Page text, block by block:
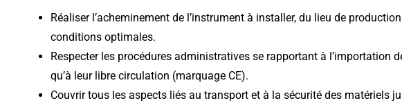
Réaliser l’acheminement de l’instrument à installer, du lieu de
conditions optimales.
Respecter les procédures administratives se rapportant à l’importation
qu’à leur libre circulation (marquage CE).
Couvrir tous les aspects liés au transport et à la sécurité des matériels